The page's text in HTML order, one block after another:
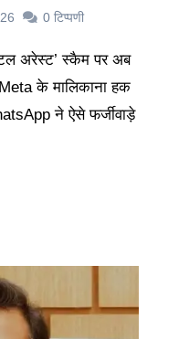
0 टिप्पणी
के मालिकाना हक
ने ऐसे फर्जीवाड़े